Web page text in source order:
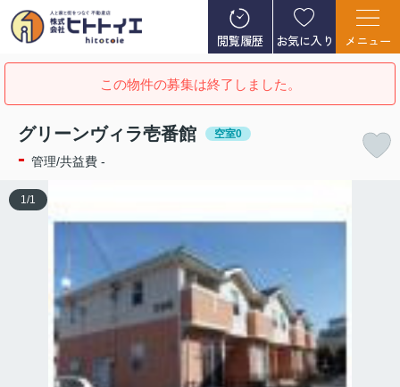
閲覧履歴 お気に入り メニュー
この物件の募集は終了しました。
グリーンヴィラ壱番館 空室0
- 管理/共益費 -
1 /1